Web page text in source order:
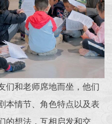
们和老师席地而坐，他们
本情节、角色特点以及表
的想法，互相启发和交